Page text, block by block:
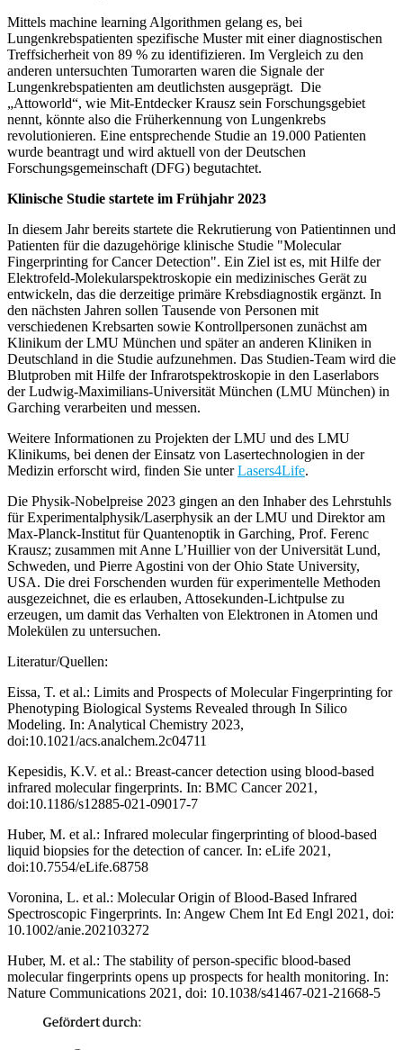
Mittels machine learning Algorithmen gelang es, bei
Lungenkrebspatienten spezifische Muster mit einer diagnostischen
Treffsicherheit von 89 % zu identifizieren. Im Vergleich zu den
anderen untersuchten Tumorarten waren die Signale der
Lungenkrebspatienten am deutlichsten ausgeprägt. Die
„Attoworld“, wie Mit-Entdecker Krausz sein Forschungsgebiet
nennt, könnte also die Früherkennung von Lungenkrebs
revolutionieren. Eine entsprechende Studie an 19.000 Patienten
wurde beantragt und wird aktuell von der Deutschen
Forschungsgemeinschaft (DFG) begutachtet.
Klinische Studie startete im Frühjahr 2023
In diesem Jahr bereits startete die Rekrutierung von Patientinnen und
Patienten für die dazugehörige klinische Studie "Molecular
Fingerprinting for Cancer Detection". Ein Ziel ist es, mit Hilfe der
Elektrofeld-Molekularspektroskopie ein medizinisches Gerät zu
entwickeln, das die derzeitige primäre Krebsdiagnostik ergänzt. In
den nächsten Jahren sollen Tausende von Personen mit
verschiedenen Krebsarten sowie Kontrollpersonen zunächst am
Klinikum der LMU München und später an anderen Kliniken in
Deutschland in die Studie aufzunehmen. Das Studien-Team wird die
Blutproben mit Hilfe der Infrarotspektroskopie in den Laserlabors
der Ludwig-Maximilians-Universität München (LMU München) in
Garching verarbeiten und messen.
Weitere Informationen zu Projekten der LMU und des LMU
Klinikums, bei denen der Einsatz von Lasertechnologien in der
Medizin erforscht wird, finden Sie unterLasers4Life.
Die Physik-Nobelpreise 2023 gingen an den Inhaber des Lehrstuhls
für Experimentalphysik/Laserphysik an der LMU und Direktor am
Max-Planck-Institut für Quantenoptik in Garching, Prof. Ferenc
Krausz; zusammen mit Anne L’Huillier von der Universität Lund,
Schweden, und Pierre Agostini von der Ohio State University,
USA. Die drei Forschenden wurden für experimentelle Methoden
ausgezeichnet, die es erlauben, Attosekunden-Lichtpulse zu
erzeugen, um damit das Verhalten von Elektronen in Atomen und
Molekülen zu untersuchen.
Literatur/Quellen:
Eissa, T. et al.: Limits and Prospects of Molecular Fingerprinting for
Phenotyping Biological Systems Revealed through In Silico
Modeling. In: Analytical Chemistry 2023,
doi:10.1021/acs.analchem.2c04711
Kepesidis, K.V. et al.: Breast-cancer detection using blood-based
infrared molecular fingerprints. In: BMC Cancer 2021,
doi:10.1186/s12885-021-09017-7
Huber, M. et al.: Infrared molecular fingerprinting of blood-based
liquid biopsies for the detection of cancer. In: eLife 2021,
doi:10.7554/eLife.68758
Voronina, L. et al.: Molecular Origin of Blood-Based Infrared
Spectroscopic Fingerprints. In: Angew Chem Int Ed Engl 2021, doi:
10.1002/anie.202103272
Huber, M. et al.: The stability of person-specific blood-based
molecular fingerprints opens up prospects for health monitoring. In:
Nature Communications 2021, doi: 10.1038/s41467-021-21668-5